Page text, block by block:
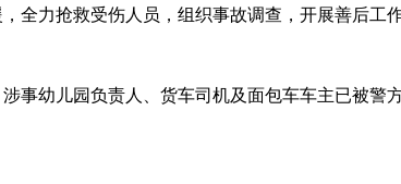
力抢救受伤人员，组织事故调查，开展善后工作
幼儿园负责人、货车司机及面包车车主已被警方